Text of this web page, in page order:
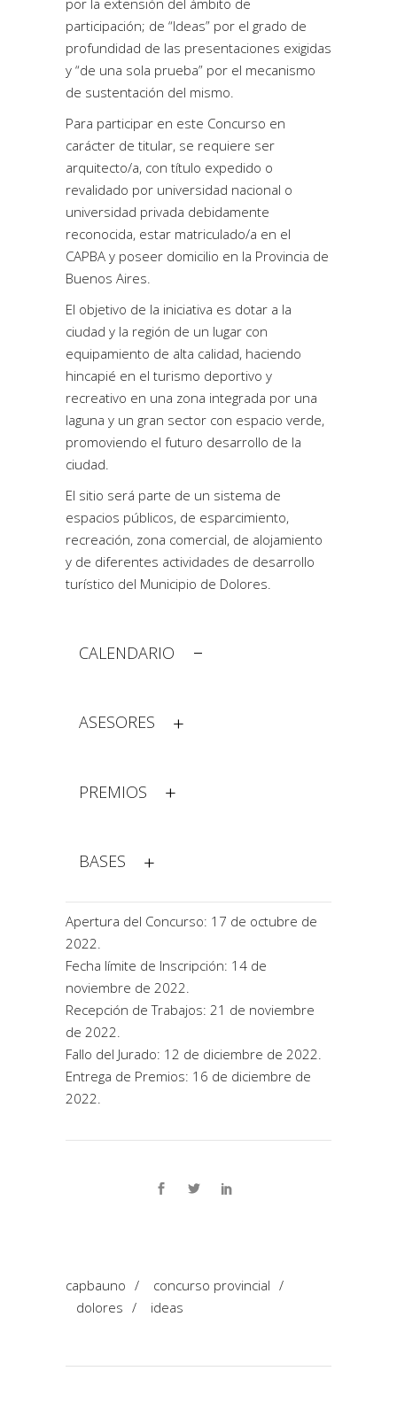
por la extensión del ámbito de
participación; de “Ideas” por el grado de
profundidad de las presentaciones exigidas
y “de una sola prueba” por el mecanismo
de sustentación del mismo.
Para participar en este Concurso en
carácter de titular, se requiere ser
arquitecto/a, con título expedido o
revalidado por universidad nacional o
universidad privada debidamente
reconocida, estar matriculado/a en el
CAPBA y poseer domicilio en la Provincia de
Buenos Aires.
El objetivo de la iniciativa es dotar a la
ciudad y la región de un lugar con
equipamiento de alta calidad, haciendo
hincapié en el turismo deportivo y
recreativo en una zona integrada por una
laguna y un gran sector con espacio verde,
promoviendo el futuro desarrollo de la
ciudad.
El sitio será parte de un sistema de
espacios públicos, de esparcimiento,
recreación, zona comercial, de alojamiento
y de diferentes actividades de desarrollo
turístico del Municipio de Dolores.
CALENDARIO
ASESORES
PREMIOS
BASES
Apertura del Concurso: 17 de octubre de
2022.
Fecha límite de Inscripción: 14 de
noviembre de 2022.
Recepción de Trabajos: 21 de noviembre
de 2022.
Fallo del Jurado: 12 de diciembre de 2022.
Entrega de Premios: 16 de diciembre de
2022.
capbauno / concurso provincial /
dolores / ideas